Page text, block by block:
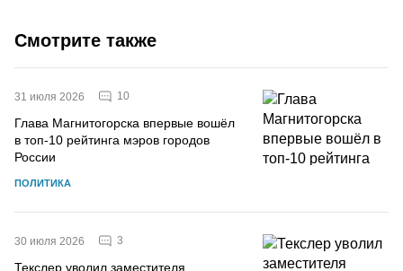
Смотрите также
31 июля 2026 10
Глава Магнитогорска впервые вошёл
в топ-10 рейтинга мэров городов
России
ПОЛИТИКА
30 июля 2026 3
Текслер уволил заместителя